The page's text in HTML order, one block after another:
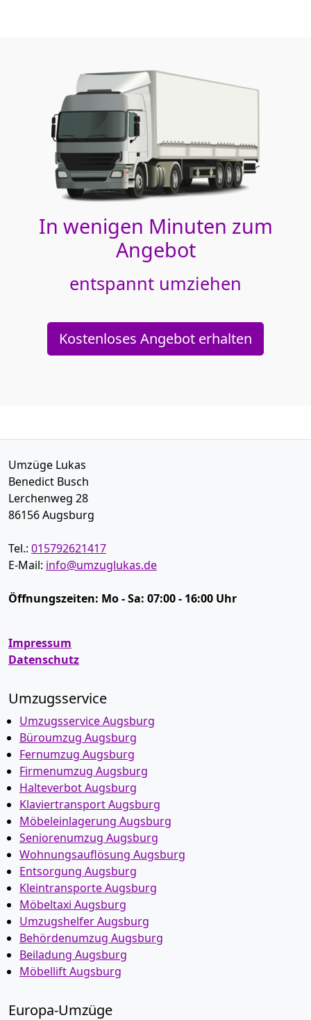
In wenigen Minuten zum
Angebot
entspannt umziehen
Kostenloses Angebot erhalten
Umzüge Lukas
Benedict Busch
Lerchenweg 28
86156Augsburg
Tel.: 015792621417
E-Mail: info@umzuglukas.de
Öffnungszeiten: Mo - Sa: 07:00 - 16:00 Uhr
Impressum
Datenschutz
Umzugsservice
Umzugsservice Augsburg
Büroumzug Augsburg
Fernumzug Augsburg
Firmenumzug Augsburg
Halteverbot Augsburg
Klaviertransport Augsburg
Möbeleinlagerung Augsburg
Seniorenumzug Augsburg
Wohnungsauflösung Augsburg
Entsorgung Augsburg
Kleintransporte Augsburg
Möbeltaxi Augsburg
Umzugshelfer Augsburg
Behördenumzug Augsburg
Beiladung Augsburg
Möbellift Augsburg
Europa-Umzüge